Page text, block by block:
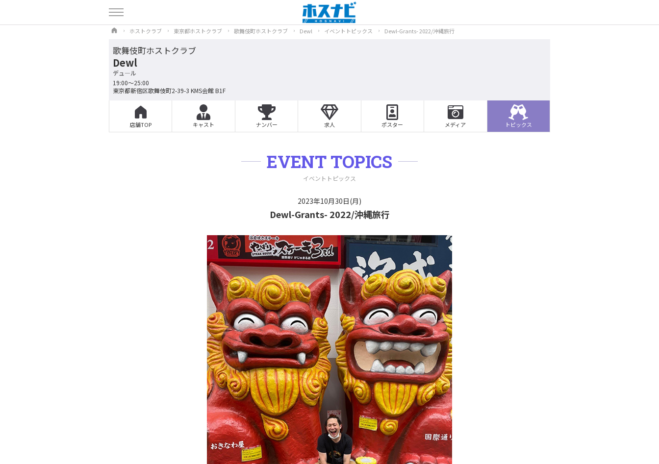
ホストクラブ 東京都ホストクラブ 歌舞伎町ホストクラブ Dewl イベントトピックス Dewl-Grants- 2022/沖縄旅行
歌舞伎町ホストクラブ
Dewl
デュ―ル
19:00～25:00
東京都新宿区歌舞伎町2-39-3 KMS会館 B1F
店舗TOP キャスト ナンバー 求人 ポスター メディア トピックス
EVENT TOPICS
イベントトピックス
2023年10月30日(月)
Dewl-Grants- 2022/沖縄旅行